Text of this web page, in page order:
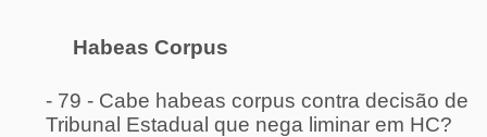
Habeas Corpus
- 79 - Cabe habeas corpus contra decisão de
Tribunal Estadual que nega liminar em HC?